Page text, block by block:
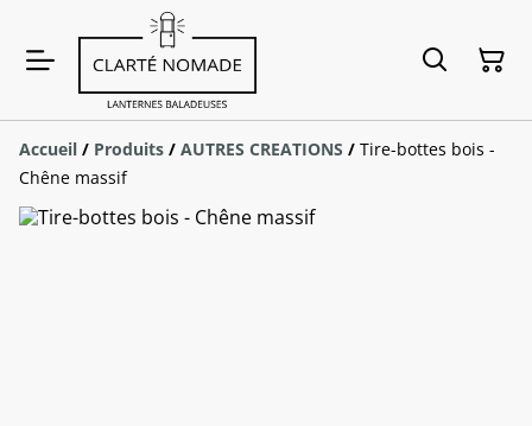
Accueil / Produits / AUTRES CREATIONS / Tire-bottes bois -
Chêne massif